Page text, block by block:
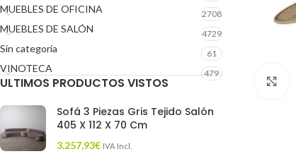
MUEBLES DE OFICINA 2708
MUEBLES DE SALÓN 4729
Sin categoría 61
VINOTECA 479
ULTIMOS PRODUCTOS VISTOS
Sofá 3 Piezas Gris Tejido Salón
405 X 112 X 70 Cm
3.257,93€ IVA Incl.